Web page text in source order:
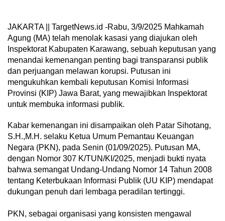
​JAKARTA || TargetNews.id -Rabu, 3/9/2025 Mahkamah
Agung (MA) telah menolak kasasi yang diajukan oleh
Inspektorat Kabupaten Karawang, sebuah keputusan yang
menandai kemenangan penting bagi transparansi publik
dan perjuangan melawan korupsi. Putusan ini
mengukuhkan kembali keputusan Komisi Informasi
Provinsi (KIP) Jawa Barat, yang mewajibkan Inspektorat
untuk membuka informasi publik.
​Kabar kemenangan ini disampaikan oleh Patar Sihotang,
S.H.,M.H. selaku Ketua Umum Pemantau Keuangan
Negara (PKN), pada Senin (01/09/2025). Putusan MA,
dengan Nomor 307 K/TUN/KI/2025, menjadi bukti nyata
bahwa semangat Undang-Undang Nomor 14 Tahun 2008
tentang Keterbukaan Informasi Publik (UU KIP) mendapat
dukungan penuh dari lembaga peradilan tertinggi.
​PKN, sebagai organisasi yang konsisten mengawal